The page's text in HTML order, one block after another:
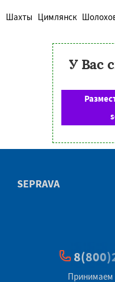
Шахты Цимлянск
У Вас
SEPRAVA
Принимаем